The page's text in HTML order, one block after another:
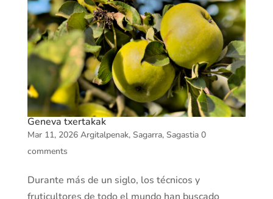
Geneva txertakak
Mar 11, 2026 Argitalpenak, Sagarra, Sagastia 0
comments
Durante más de un siglo, los técnicos y